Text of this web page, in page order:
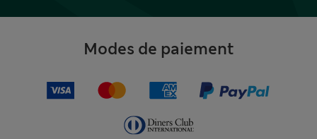
Modes de paiement